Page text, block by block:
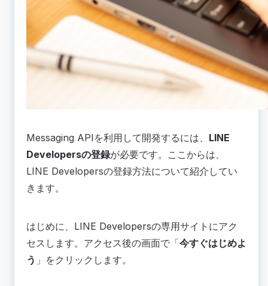
Messaging APIを利用して開発するには、 LINE
Developersの登録が必要です。ここからは、
LINE Developersの登録方法について紹介してい
きます。
はじめに、 LINE Developersの専用サイト にアク
セスします。アクセス後の画面で「今すぐはじめよ
う 」をクリックします。